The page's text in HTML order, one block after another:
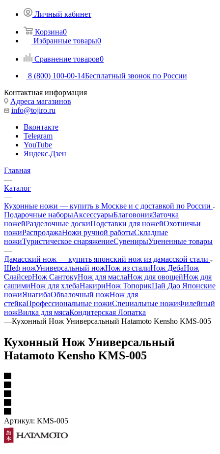
Личный кабинет
Корзина0
Избранные товары0
Сравнение товаров0
8 (800) 100-00-14Бесплатный звонок по России
Контактная информация
Адреса магазинов
info@tojiro.ru
Вконтакте
Telegram
YouTube
Яндекс.Дзен
Главная
—
Каталог
—
Кухонные ножи — купить в Москве и с доставкой по России
Подарочные наборыАксессуарыБлаговонияЗаточка
ножейРазделочные доскиПодставки для ножейОхотничьи
ножиРаспродажаНожи ручной работыСкладные
ножиТуристическое снаряжениеСувенирыУцененные товары
—
Дамасский нож — купить японский нож из дамасской стали
Шеф ножУниверсальный ножНож из сталиНож ДебаНож
СлайсерНож СантокуНож для маслаНож для овощейНож для
сашимиНож для хлебаНакириНож ТопорикЦай Дао Японские
ножиЯнагибаОбвалочный ножНож для
стейкаПрофессиональные ножиСпециальные ножиФилейный
ножВилка для мясаКондитерская Лопатка
—Кухонный Нож Универсальный Hatamoto Kensho KMS-005
Кухонный Нож Универсальный
Hatamoto Kensho KMS-005
Артикул: KMS-005